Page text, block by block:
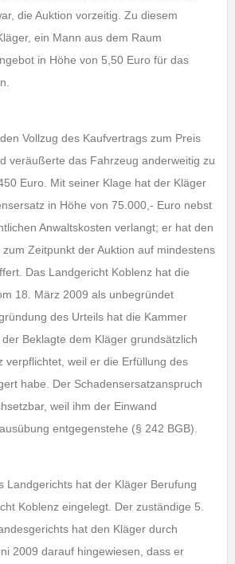
die Auktion vorzeitig. Zu diesem
ein Mann aus dem Raum
in Höhe von 5,50 Euro für das
Vollzug des Kaufvertrags zum Preis
veräußerte das Fahrzeug anderweitig zu
Euro. Mit seiner Klage hat der Kläger
in Höhe von 75.000,- Euro nebst
Anwaltskosten verlangt; er hat den
Zeitpunkt der Auktion auf mindestens
Das Landgericht Koblenz hat die
18. März 2009 als unbegründet
des Urteils hat die Kammer
Beklagte dem Kläger grundsätzlich
verpflichtet, weil er die Erfüllung des
habe. Der Schadensersatzanspruch
weil ihm der Einwand
entgegenstehe (§ 242 BGB).
Landgerichts hat der Kläger Berufung
Koblenz eingelegt. Der zuständige 5.
hat den Kläger durch
2009 darauf hingewiesen, dass er